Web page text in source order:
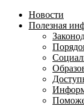
Новости
Полезная